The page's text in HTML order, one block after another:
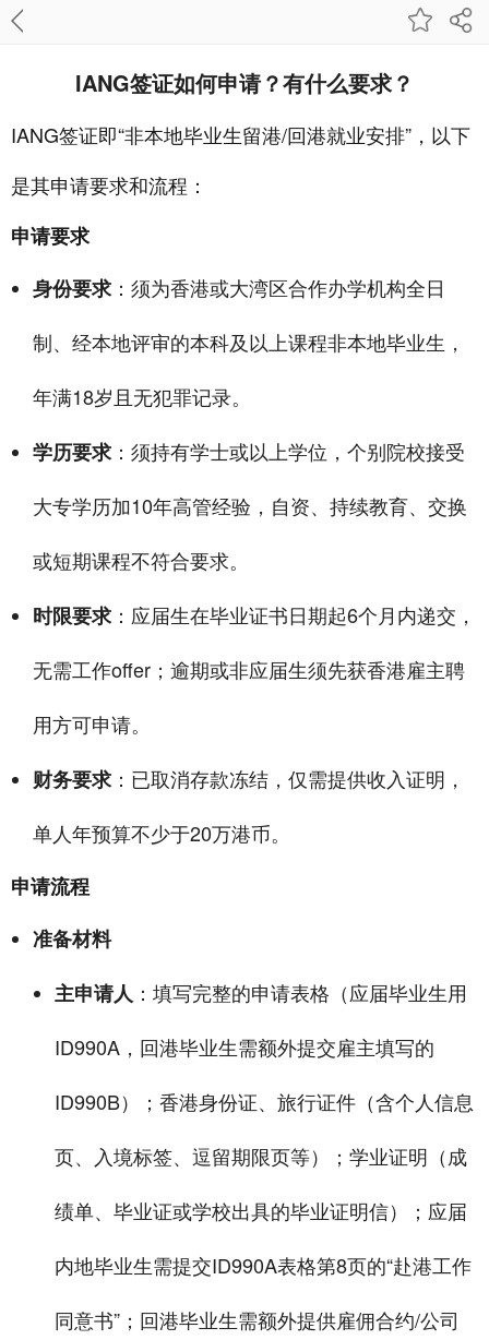
IANG签证如何申请？有什么要求？
IANG签证即“非本地毕业生留港/回港就业安排”，以下
是其申请要求和流程：
申请要求
身份要求 ：须为香港或大湾区合作办学机构全日
制、经本地评审的本科及以上课程非本地毕业生，
年满18岁且无犯罪记录。
学历要求 ：须持有学士或以上学位，个别院校接受
大专学历加10年高管经验，自资、持续教育、交换
或短期课程不符合要求。
时限要求 ：应届生在毕业证书日期起6个月内递交，
无需工作offer；逾期或非应届生须先获香港雇主聘
用方可申请。
财务要求 ：已取消存款冻结，仅需提供收入证明，
单人年预算不少于20万港币。
申请流程
准备材料
主申请人 ：填写完整的申请表格（应届毕业生用
ID990A，回港毕业生需额外提交雇主填写的
ID990B）；香港身份证、旅行证件（含个人信息
页、入境标签、逗留期限页等）；学业证明（成
绩单、毕业证或学校出具的毕业证明信）；应届
内地毕业生需提交ID990A表格第8页的“赴港工作
同意书”；回港毕业生需额外提供雇佣合约/公司